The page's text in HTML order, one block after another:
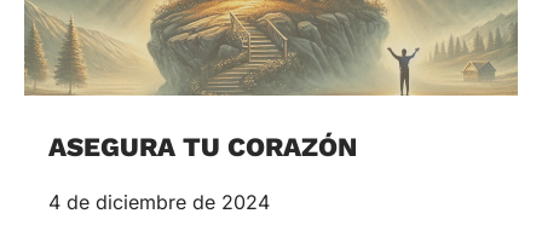
ASEGURA TU CORAZÓN
4 de diciembre de 2024